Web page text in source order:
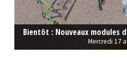
Bientôt : Nouveaux modules
Mercredi 17